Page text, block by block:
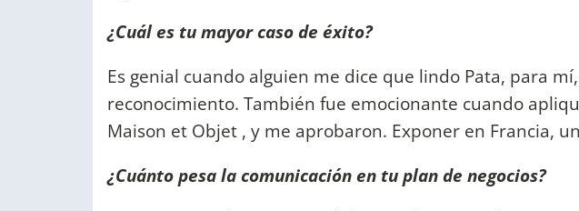
¿Cuál es tu mayor caso de éxito?
Es genial cuando alguien me dice que lindo Pata, para
reconocimiento. También fue emocionante cuando
Maison et Objet , y me aprobaron. Exponer en Francia,
¿Cuánto pesa la comunicación en tu plan de negocios?